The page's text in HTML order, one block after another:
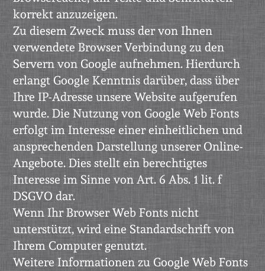
korrekt anzuzeigen.
Zu diesem Zweck muss der von Ihnen
verwendete Browser Verbindung zu den
Servern von Google aufnehmen. Hierdurch
erlangt Google Kenntnis darüber, dass über
Ihre IP-Adresse unsere Website aufgerufen
wurde. Die Nutzung von Google Web Fonts
erfolgt im Interesse einer einheitlichen und
ansprechenden Darstellung unserer Online-
Angebote. Dies stellt ein berechtigtes
Interesse im Sinne von Art. 6 Abs. 1 lit. f
DSGVO dar.
Wenn Ihr Browser Web Fonts nicht
unterstützt, wird eine Standardschrift von
Ihrem Computer genutzt.
Weitere Informationen zu Google Web Fonts